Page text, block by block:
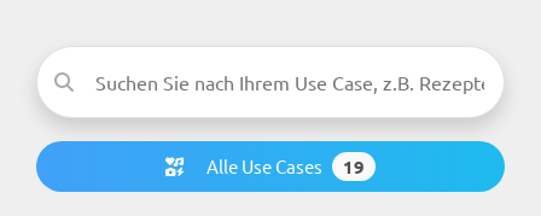
Alle Use Cases 19